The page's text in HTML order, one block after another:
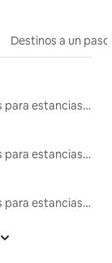
Destinos a un
Alojamientos para estancias largas
Alojamientos para estancias largas
Alojamientos para estancias largas